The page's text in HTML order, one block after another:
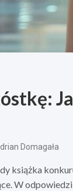
Domagała
książka
W